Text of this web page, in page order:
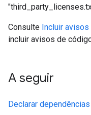
Consulte Incluir
incluir avisos de
A seguir
Declarar dependências